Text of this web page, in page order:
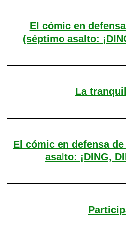
El cómic en
(séptimo asalto:
La
El cómic en defensa
asalto: ¡DING,